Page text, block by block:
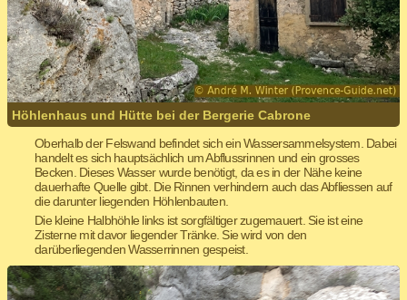
Höhlenhaus und Hütte bei der Bergerie Cabrone
Oberhalb der Felswand befindet sich ein Wassersammelsystem. Dabei
handelt es sich hauptsächlich um Abflussrinnen und ein grosses
Becken. Dieses Wasser wurde benötigt, da es in der Nähe keine
dauerhafte Quelle gibt. Die Rinnen verhindern auch das Abfliessen auf
die darunter liegenden Höhlenbauten.
Die kleine Halbhöhle links ist sorgfältiger zugemauert. Sie ist eine
Zisterne mit davor liegender Tränke. Sie wird von den
darüberliegenden Wasserrinnen gespeist.